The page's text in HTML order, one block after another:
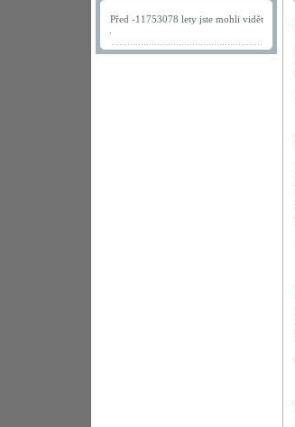
Před -11753078 lety jste mohli vidět